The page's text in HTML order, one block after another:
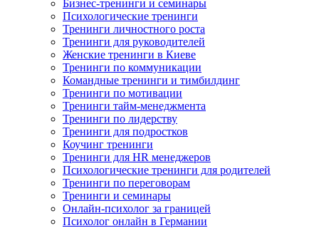
Бизнес-тренинги и семинары
Психологические тренинги
Тренинги личностного роста
Тренинги для руководителей
Женские тренинги в Киеве
Тренинги по коммуникации
Командные тренинги и тимбилдинг
Тренинги по мотивации
Тренинги тайм-менеджмента
Тренинги по лидерству
Тренинги для подростков
Коучинг тренинги
Тренинги для HR менеджеров
Психологические тренинги для родителей
Тренинги по переговорам
Тренинги и семинары
Онлайн-психолог за границей
Психолог онлайн в Германии